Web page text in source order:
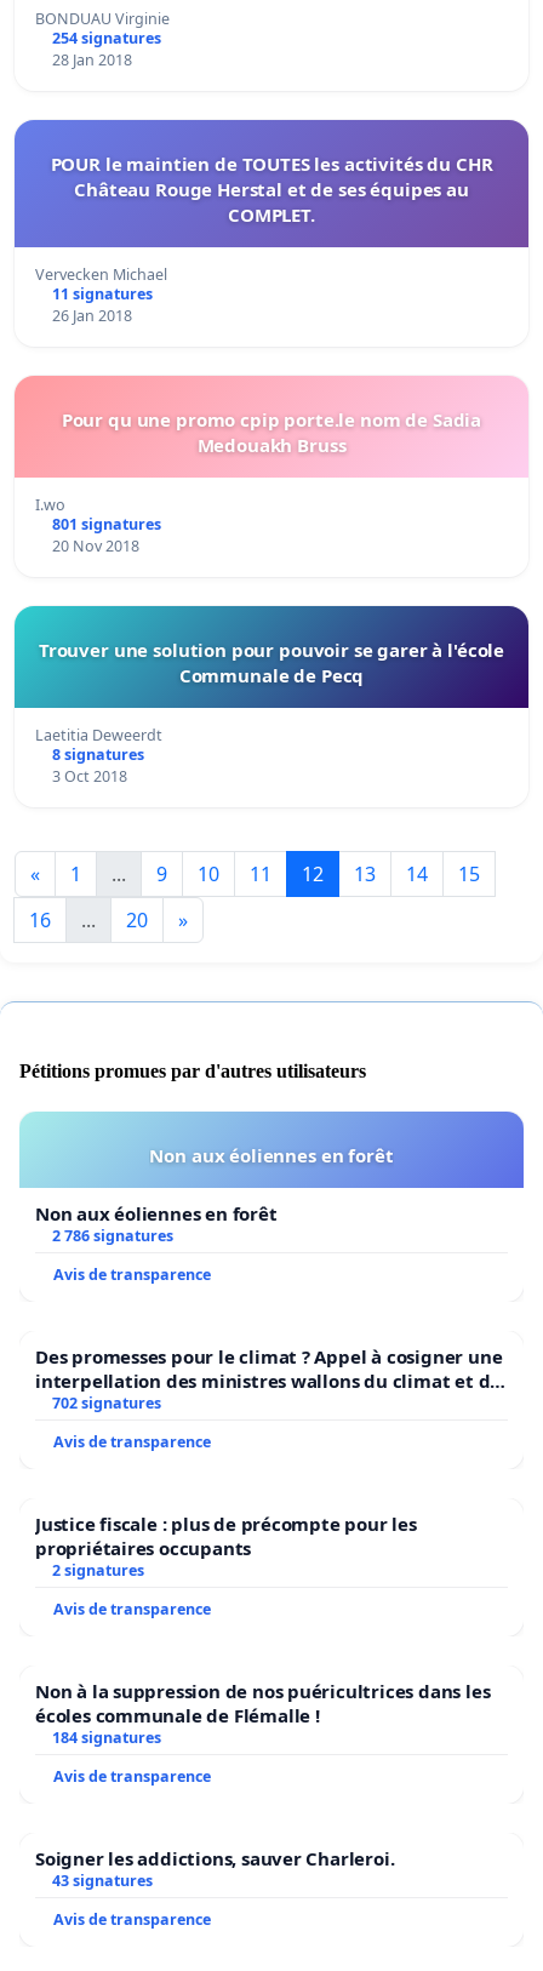
BONDUAU Virginie
254 signatures
28 Jan 2018
POUR le maintien de TOUTES les activités du CHR
Château Rouge Herstal et de ses équipes au
COMPLET.
Vervecken Michael
11 signatures
26 Jan 2018
Pour qu une promo cpip porte.le nom de Sadia
Medouakh Bruss
I.wo
801 signatures
20 Nov 2018
Trouver une solution pour pouvoir se garer à l'école
Communale de Pecq
Laetitia Deweerdt
8 signatures
3 Oct 2018
« 1 ... 9 10 11 12 13 14
15
16
... 20 »
Pétitions promues par d'autres utilisateurs
Non aux éoliennes en forêt
Non aux éoliennes en forêt
2 786 signatures
Avis de transparence
Des promesses pour le climat ? Appel à cosigner une
interpellation des ministres wallons du climat et de
l’environnement.
702 signatures
Avis de transparence
Justice fiscale : plus de précompte pour les
propriétaires occupants
2 signatures
Avis de transparence
Non à la suppression de nos puéricultrices dans les
écoles communale de Flémalle !
184 signatures
Avis de transparence
Soigner les addictions, sauver Charleroi.
43 signatures
Avis de transparence